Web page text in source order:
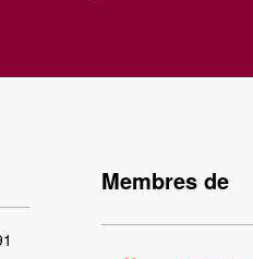
Membres de